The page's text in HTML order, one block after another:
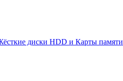
диски HDD и Карты памяти